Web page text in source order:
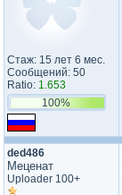
Стаж: 15 лет 6 мес.
Сообщений: 50
Ratio: 1.653
100%
ded486
Меценат
Uploader 100+